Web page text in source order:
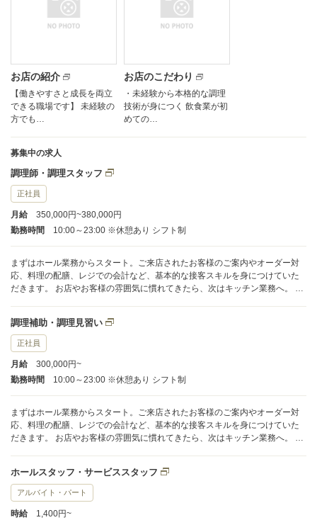
お店の紹介
【働きやすさと成長を両立
できる職場です】 未経験の
方でも…
お店のこだわり
・未経験から本格的な調理
技術が身につく 飲食業が初
めての…
募集中の求人
調理師・調理スタッフ
正社員
月給
350,000円~380,000円
勤務時間
10:00～23:00 ※休憩あり シフト制
まずはホール業務からスタート。ご来店されたお客様のご案内やオーダー対
応、料理の配膳、レジでの会計など、基本的な接客スキルを身につけていた
だきます。 お店やお客様の雰囲気に慣れてきたら、次はキッチン業務へ。 ・
ではありません。あなたの経験やスキルに応じて、できるところから少しず
つステップアップしていける環境です。 わからないことがあれば、先輩スタ
ッフが丁寧に教えるのでご安心ください。
調理補助・調理見習い
正社員
月給
300,000円~
勤務時間
10:00～23:00 ※休憩あり シフト制
まずはホール業務からスタート。ご来店されたお客様のご案内やオーダー対
応、料理の配膳、レジでの会計など、基本的な接客スキルを身につけていた
だきます。 お店やお客様の雰囲気に慣れてきたら、次はキッチン業務へ。 ・
ではありません。あなたの経験やスキルに応じて、できるところから少しず
つステップアップしていける環境です。 わからないことがあれば、先輩スタ
ッフが丁寧に教えるのでご安心ください。
ホールスタッフ・サービススタッフ
アルバイト・パート
時給
1,400円~